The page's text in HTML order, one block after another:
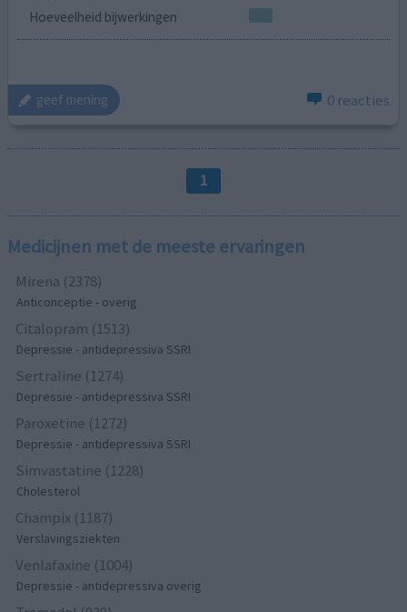
Hoeveelheid bijwerkingen
geef mening 0 reacties
1
Medicijnen met de meeste ervaringen
Mirena (2378)
Anticonceptie - overig
Citalopram (1513)
Depressie - antidepressiva SSRI
Sertraline (1274)
Depressie - antidepressiva SSRI
Paroxetine (1272)
Depressie - antidepressiva SSRI
Simvastatine (1228)
Cholesterol
Champix (1187)
Verslavingsziekten
Venlafaxine (1004)
Depressie - antidepressiva overig